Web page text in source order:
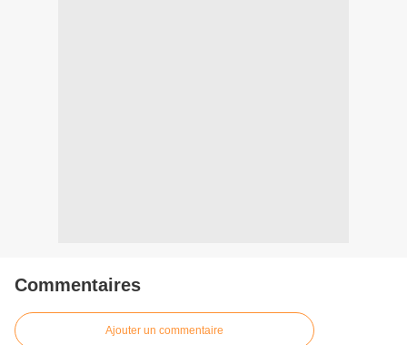
Commentaires
Ajouter un commentaire